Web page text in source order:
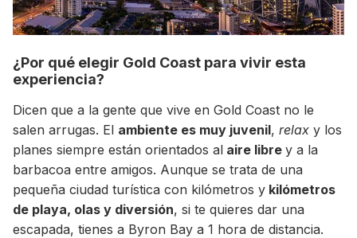
Estudia Desarrollo Web en Toronto
+30 Summer English for Professionals en
¿Por qué elegir Gold Coast para vivir esta
experiencia?
Dicen que a la gente que vive en Gold Coast no le
salen arrugas. El ambiente es muy juvenil, relax y los
planes siempre están orientados al aire libre y a la
barbacoa entre amigos. Aunque se trata de una
pequeña ciudad turística con kilómetros y kilómetros
de playa, olas y diversión, si te quieres dar una
escapada, tienes a Byron Bay a 1 hora de distancia.